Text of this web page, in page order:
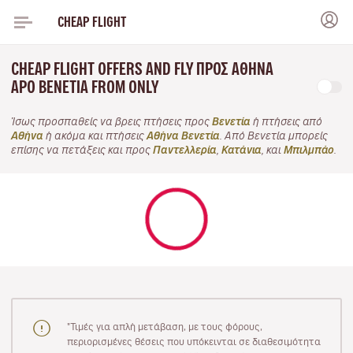
CHEAP FLIGHT
CHEAP FLIGHT OFFERS AND FLY ΠΡΟΣ ΑΘΉΝΑ
APO ΒΕΝΕΤΊΑ FROM ONLY
Ίσως προσπαθείς να βρεις πτήσεις προς Βενετία ή πτήσεις από
Αθήνα ή ακόμα και πτήσεις Αθήνα Βενετία . Από Βενετία μπορείς
επίσης να πετάξεις και προς Παντελλερία Κατάνια , και Μπιλμπάο
"Τιμές για απλή μετάβαση, με τους φόρους,
περιορισμένες θέσεις που υπόκεινται σε διαθεσιμότητα